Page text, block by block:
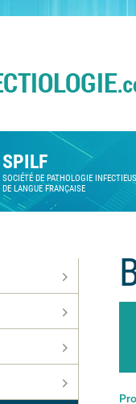
SPILF
SOCIÉTÉ DE PATHOLOGIE
DE LANGUE FRANÇAISE